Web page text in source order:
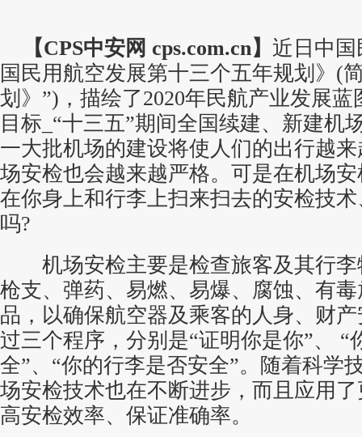
【CPS中安网 cps.com.cn】 近日中
国民用航空发展第十三个五年规划》(
划》”)，描绘了2020年民航产业发展
目标_“十三五”期间全国续建、新建机
一大批机场的建设将使人们的出行越
场安检也会越来越严格。可是在机场
在你身上和行李上扫来扫去的安检技
吗?
机场安检主要是检查旅客及其行李
枪支、弹药、易燃、易爆、腐蚀、有
品，以确保航空器及乘客的人身、财
过三个程序，分别是“证明你是你”、 “
全”、“你的行李是否安全”。随着科学
场安检技术也在不断进步，而且应用
高安检效率、保证准确率。